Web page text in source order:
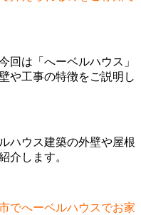
回は「へーベルハウス」
や工事の特徴をご説明し
ハウス建築の外壁や屋根
介します。
でへーベルハウスでお家